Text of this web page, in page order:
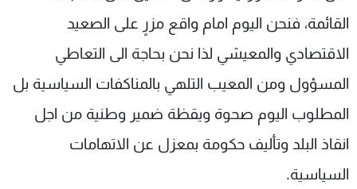
القائمة، فنحن اليوم امام واقع مزرٍ على الصعيد
الاقتصادي والمعيشي لذا نحن بحاجة الى التعاطي
المسؤول ومن المعيب التلهي بالمناكفات السياسية بل
المطلوب اليوم صحوة ويقظة ضمير وطنية من اجل
انقاذ البلد وتأليف حكومة بمعزل عن الاتهامات
السياسية.